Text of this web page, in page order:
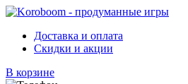
Доставка и оплата
Скидки и акции
В корзине